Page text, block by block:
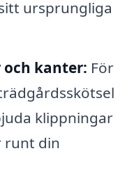
ursprungliga
och kanter: För
klippningar
runt din